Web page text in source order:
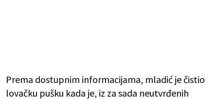
Prema dostupnim informacijama, mladić je čistio
lovačku pušku kada je, iz za sada neutvrđenih